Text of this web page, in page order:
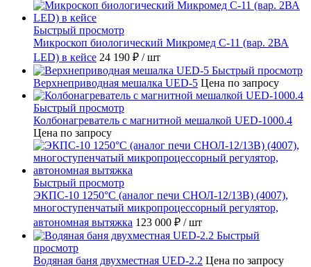
Быстрый просмотр
Микроскоп биологический Микромед С-11 (вар. 2ВА
LED) в кейсе 24 190 ₽ / шт
Быстрый просмотр
Верхнеприводная мешалка UED-5 Цена по запросу
Быстрый просмотр
Колбонагреватель с магнитной мешалкой UED-1000.4
Цена по запросу
Быстрый просмотр
ЭКПС-10 1250°С (аналог печи СНОЛ-12/13В) (4007),
многоступенчатый микропроцессорный регулятор,
автономная вытяжка 123 000 ₽ / шт
Быстрый
просмотр
Водяная баня двухместная UED-2.2 Цена по запросу